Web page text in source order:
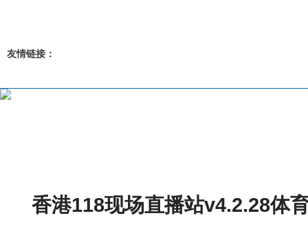
友情链接：
香港118现场直播站v4.2.28体